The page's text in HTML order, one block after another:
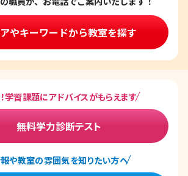
やキーワードから教室を探す
学習課題にアドバイスがもらえます
無料学力診断テスト
や教室の雰囲気を知りたい方へ